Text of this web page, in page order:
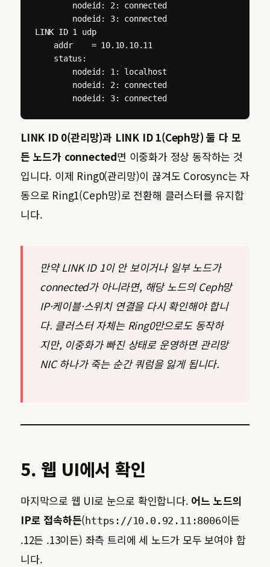
LINK ID 1 udp
        nodeid: 3: connected
LINK ID 0(관리망)과 LINK ID 1(Ceph망) 둘 다 모
든 노드가 connected면 이중화가 정상 동작하는 것
입니다. 이제 Ring0(관리망)이 끊겨도 Corosync는 자
동으로 Ring1(Ceph망)로 전환해 클러스터를 유지합
니다.
만약 LINK ID 1이 안 보이거나 일부 노드가
connected가 아니라면, 해당 노드의 Ceph망
IP·케이블·스위치 연결을 다시 확인해야 합니
다. 클러스터 자체는 Ring0만으로도 동작하
지만, 이중화가 빠진 상태로 운영하면 관리망
NIC 하나가 죽는 순간 쿼럼을 잃게 됩니다.
5. 웹 UI에서 확인
마지막으로 웹 UI로 눈으로 확인합니다. 어느 노드의
IP로 접속하든( https://10.0.92.11:8006이든
.12든 .13이든) 좌측 트리에 세 노드가 모두 보여야 합
니다.